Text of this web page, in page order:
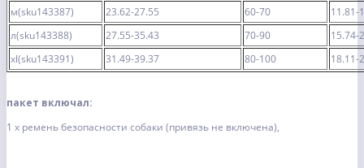
м(sku143387)
23.62-27.55 60-70
11.81-
л(sku143388)
27.55-35.43 70-90
15.74-
хl(sku143391)
31.49-39.37 80-100 18.11-
пакет включал:
1 x ремень безопасности собаки (привязь не включена),